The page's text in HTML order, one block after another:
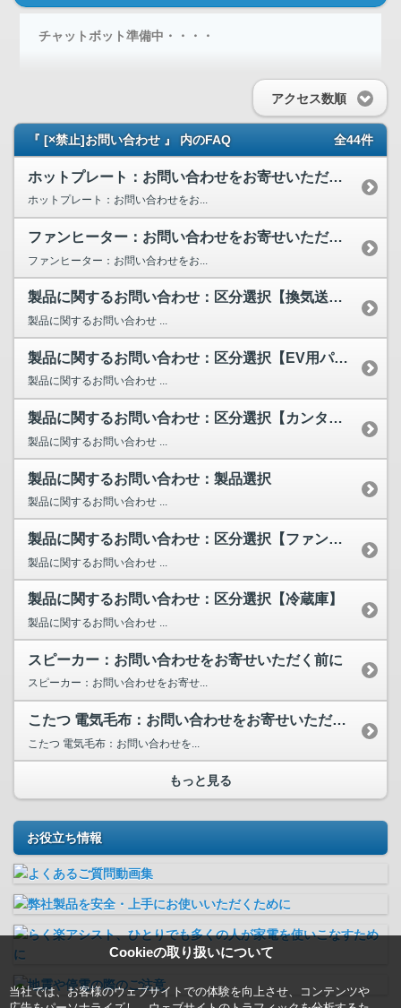
Cookieの取り扱いについて
当社では、お客様のウェブサイトでの体験を向上させ、コンテンツや
チャットボット準備中・・・・
アクセス数順
『 [×禁止]お問い合わせ 』 内のFAQ 全44件
ホットプレート：お問い合わせをお寄せいただく前に
ホットプレート：お問い合わせをお...
ファンヒーター：お問い合わせをお寄せいただく前に
ファンヒーター：お問い合わせをお...
製品に関するお問い合わせ：区分選択【換気送風機(バス乾含む)】
製品に関するお問い合わせ ...
製品に関するお問い合わせ：区分選択【EV用パワーコンディショナ】
製品に関するお問い合わせ ...
製品に関するお問い合わせ：区分選択【カンタンサイネージ・M...
製品に関するお問い合わせ ...
製品に関するお問い合わせ：製品選択
製品に関するお問い合わせ ...
製品に関するお問い合わせ：区分選択【ファンヒーター】
製品に関するお問い合わせ ...
製品に関するお問い合わせ：区分選択【冷蔵庫】
製品に関するお問い合わせ ...
スピーカー：お問い合わせをお寄せいただく前に
スピーカー：お問い合わせをお寄せ...
こたつ 電気毛布：お問い合わせをお寄せいただく前に
こたつ 電気毛布：お問い合わせを...
もっと見る
お役立ち情報